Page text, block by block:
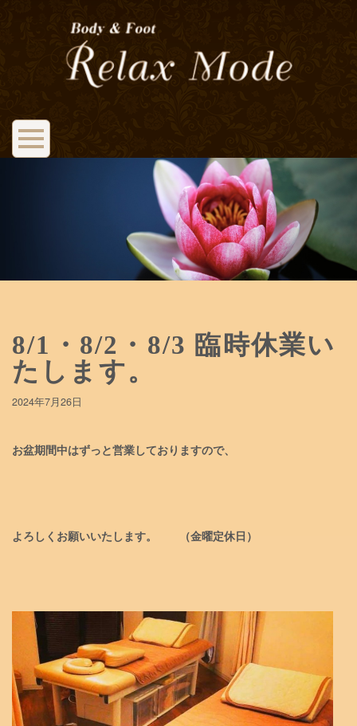
8/1・8/2・8/3 臨時休業い
たします。
2024年7月26日
お盆期間中はずっと営業しておりますので、
よろしくお願いいたします。 （金曜定休日）